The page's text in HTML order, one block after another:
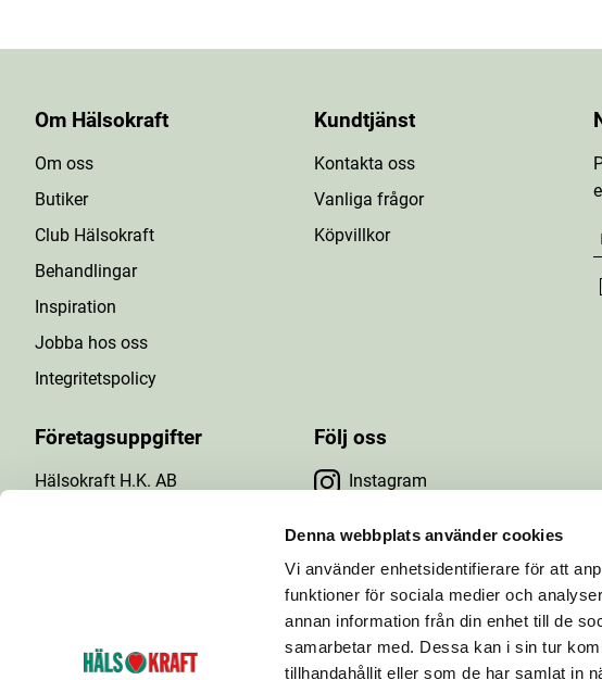
Denna webbplats använder cookies
Vi använder enhetsidentifierare för att
funktioner för sociala medier och
annan information från din enhet till de
samarbetar med. Dessa kan i sin tur
tillhandahållit eller som de har samlat in
Om Hälsokraft
Om oss
Butiker
Club Hälsokraft
Behandlingar
Inspiration
Jobba hos oss
Integritetspolicy
Kundtjänst
Kontakta oss
Vanliga frågor
Köpvillkor
Företagsuppgifter
Hälsokraft H.K. AB
Följ oss
Instagram
Facebook
YouTube